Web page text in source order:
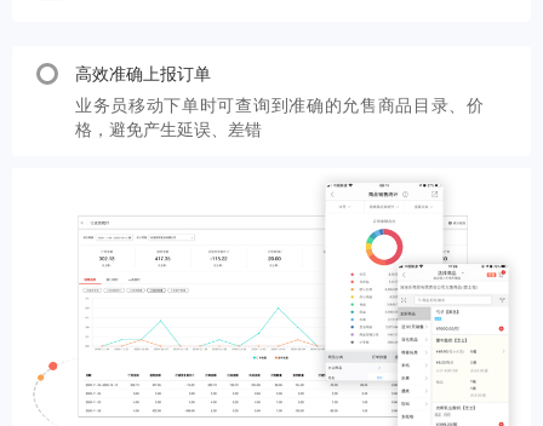
高效准确上报订单
业务员移动下单时可查询到准确的允售商品目录、价
格，避免产生延误、差错